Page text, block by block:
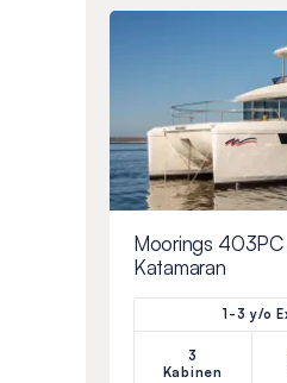
Moorings
Katamaran
1-3 y/o
3
Kabinen